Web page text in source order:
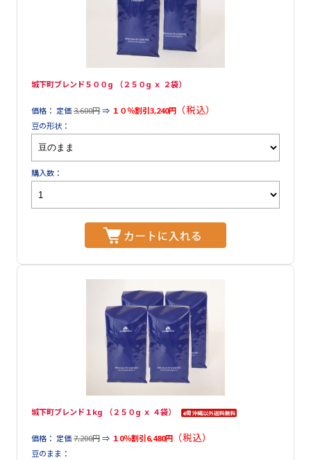
城下町ブレンド５００g （２５０g ｘ ２袋）
価格： 定価 3,600円 ⇒ １０％割引3,240円 （税込）
豆の形状：
購入数：
城下町ブレンド１kg （２５０g ｘ ４袋）
価格： 定価 7,200円 ⇒ １0％割引6,480円 （税込）
豆のまま：